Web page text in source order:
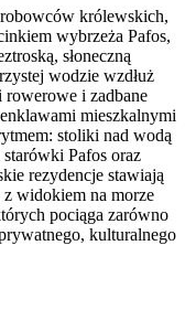
królewskich,
wybrzeża Pafos,
słoneczną
wodzie wzdłuż
rowerowe i zadbane
mieszkalnymi
stoliki nad wodą
Pafos oraz
rezydencje stawiają
z widokiem na morze
pociąga zarówno
kulturalnego